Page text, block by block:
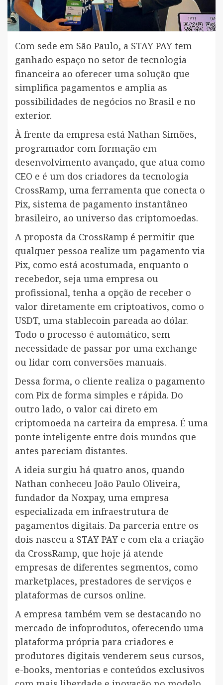
Com sede em São Paulo, a STAY PAY tem
ganhado espaço no setor de tecnologia
financeira ao oferecer uma solução que
simplifica pagamentos e amplia as
possibilidades de negócios no Brasil e no
exterior.
À frente da empresa está Nathan Simões,
programador com formação em
desenvolvimento avançado, que atua como
CEO e é um dos criadores da tecnologia
CrossRamp, uma ferramenta que conecta o
Pix, sistema de pagamento instantâneo
brasileiro, ao universo das criptomoedas.
A proposta da CrossRamp é permitir que
qualquer pessoa realize um pagamento via
Pix, como está acostumada, enquanto o
recebedor, seja uma empresa ou
profissional, tenha a opção de receber o
valor diretamente em criptoativos, como o
USDT, uma stablecoin pareada ao dólar.
Todo o processo é automático, sem
necessidade de passar por uma exchange
ou lidar com conversões manuais.
Dessa forma, o cliente realiza o pagamento
com Pix de forma simples e rápida. Do
outro lado, o valor cai direto em
criptomoeda na carteira da empresa. É uma
ponte inteligente entre dois mundos que
antes pareciam distantes.
A ideia surgiu há quatro anos, quando
Nathan conheceu João Paulo Oliveira,
fundador da Noxpay, uma empresa
especializada em infraestrutura de
pagamentos digitais. Da parceria entre os
dois nasceu a STAY PAY e com ela a criação
da CrossRamp, que hoje já atende
empresas de diferentes segmentos, como
marketplaces, prestadores de serviços e
plataformas de cursos online.
A empresa também vem se destacando no
mercado de infoprodutos, oferecendo uma
plataforma própria para criadores e
produtores digitais venderem seus cursos,
e-books, mentorias e conteúdos exclusivos